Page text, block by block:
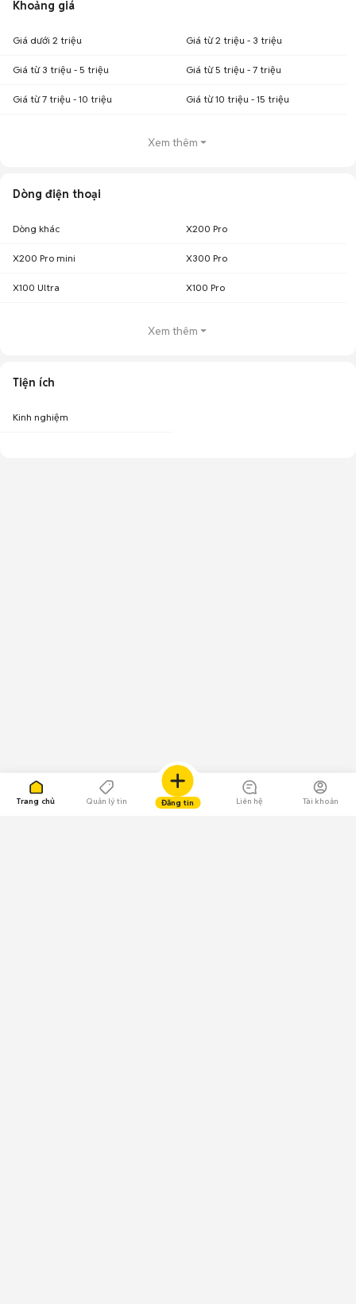
Trang chủ Quản lý tin Đăng tin Liên hệ Tài khoản
Khoảng giá
Giá dưới 2 triệu Giá từ 2 triệu - 3 triệu
Giá từ 3 triệu - 5 triệu Giá từ 5 triệu - 7 triệu
Giá từ 7 triệu - 10 triệu Giá từ 10 triệu - 15 triệu
Xem thêm
Dòng điện thoại
Dòng khác X200 Pro
X200 Pro mini X300 Pro
X100 Ultra X100 Pro
Xem thêm
Tiện ích
Kinh nghiệm